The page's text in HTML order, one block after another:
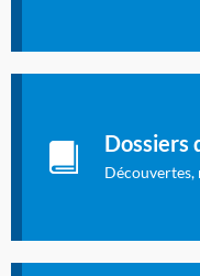
Dossiers
Découvertes,
dernières études sur
internationale.